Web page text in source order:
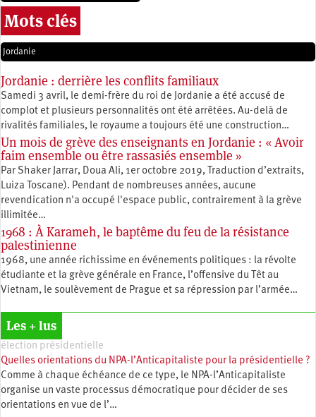
Mots clés
Jordanie
Jordanie : derrière les conflits familiaux
Samedi 3 avril, le demi-frère du roi de Jordanie a été accusé de
complot et plusieurs personnalités ont été arrêtées. Au-delà de
rivalités familiales, le royaume a toujours été une construction…
Un mois de grève des enseignants en Jordanie : « Avoir
faim ensemble ou être rassasiés ensemble »
Par Shaker Jarrar, Doua Ali, 1er octobre 2019, Traduction d’extraits,
Luiza Toscane). Pendant de nombreuses années, aucune
revendication n'a occupé l'espace public, contrairement à la grève
illimitée…
1968 : À Karameh, le baptême du feu de la résistance
palestinienne
1968, une année richissime en événements politiques : la révolte
étudiante et la grève générale en France, l’offensive du Têt au
Vietnam, le soulèvement de Prague et sa répression par l’armée…
Les + lus
élection présidentielle
Quelles orientations du NPA-l’Anticapitaliste pour la présidentielle ?
Comme à chaque échéance de ce type, le NPA-l’Anticapitaliste
organise un vaste processus démocratique pour décider de ses
orientations en vue de l’…